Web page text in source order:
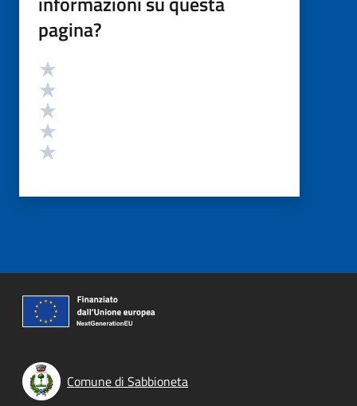
pagina?
Valutazione
Comune di Sabbioneta